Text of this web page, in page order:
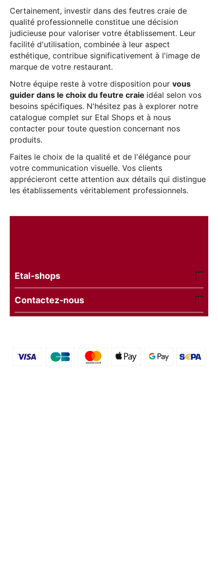
Certainement, investir dans des feutres craie de
qualité professionnelle constitue une décision
judicieuse pour valoriser votre établissement. Leur
facilité d'utilisation, combinée à leur aspect
esthétique, contribue significativement à l'image de
marque de votre restaurant.
Notre équipe reste à votre disposition pour vous
guider dans le choix du feutre craie idéal selon vos
besoins spécifiques. N'hésitez pas à explorer notre
catalogue complet sur Etal Shops et à nous
contacter pour toute question concernant nos
produits.
Faites le choix de la qualité et de l'élégance pour
votre communication visuelle. Vos clients
apprécieront cette attention aux détails qui distingue
les établissements véritablement professionnels.
Etal-shops
Contactez-nous